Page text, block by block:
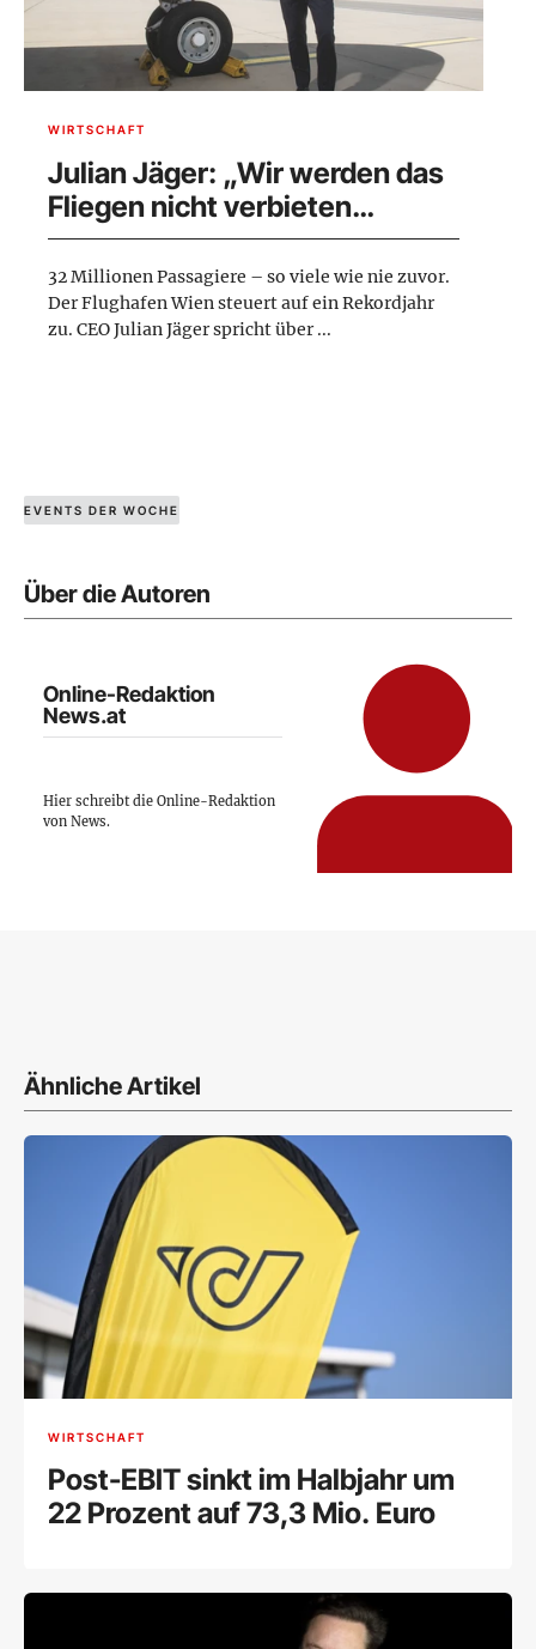
WIRTSCHAFT
Julian Jäger: „Wir werden das
Fliegen nicht verbieten
können“
32 Millionen Passagiere – so viele wie nie zuvor.
Der Flughafen Wien steuert auf ein Rekordjahr
zu. CEO Julian Jäger spricht über ...
EVENTS DER WOCHE
Über die Autoren
Online-Redaktion
News.at
Hier schreibt die Online-Redaktion
von News.
Ähnliche Artikel
WIRTSCHAFT
Post-EBIT sinkt im Halbjahr um
22 Prozent auf 73,3 Mio. Euro